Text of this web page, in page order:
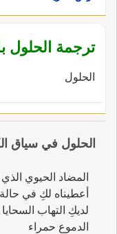
ترجمة الحلول
الحلول
الحلول في سياق
المضاد الحيوي الذي
أعطيناه لكِ في
لديكِ التهاب
الدموع حمراء